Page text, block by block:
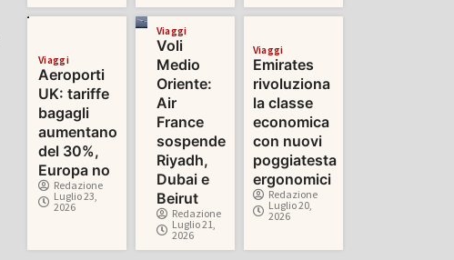
Viaggi
Aeroporti
UK: tariffe
bagagli
aumentano
del 30%,
Europa no
Redazione
Luglio 23,
2026
Viaggi
Voli
Medio
Oriente:
Air
France
sospende
Riyadh,
Dubai e
Beirut
Redazione
Luglio 21,
2026
Viaggi
Emirates
rivoluziona
la classe
economica
con nuovi
poggiatesta
ergonomici
Redazione
Luglio 20,
2026